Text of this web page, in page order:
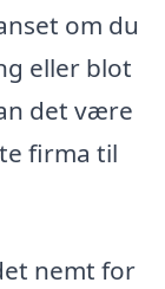
om du
eller blot
det være
firma til
nemt for